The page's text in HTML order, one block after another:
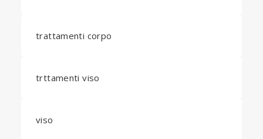
trattamenti corpo
trttamenti viso
viso